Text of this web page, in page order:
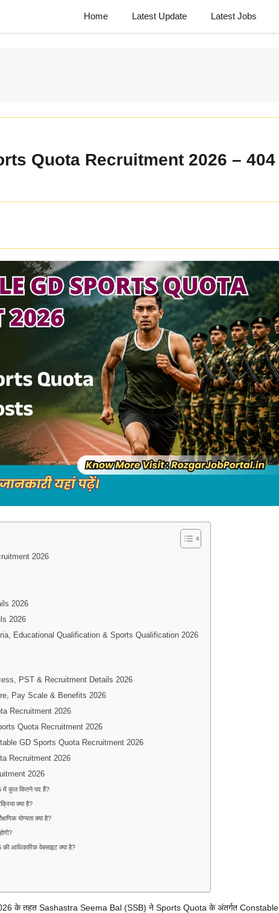
Home Latest Update Latest Jobs
Quota Recruitment 2026 – 404
2026
2026
2026
Educational Qualification & Sports Qualification 2026
PST & Recruitment Details 2026
Pay Scale & Benefits 2026
Recruitment 2026
Quota Recruitment 2026
GD Sports Quota Recruitment 2026
Recruitment 2026
2026
में कुल कितने पद हैं?
क्या है?
योग्यता क्या है?
आधिकारिक वेबसाइट क्या है?
के तहत Sashastra Seema Bal (SSB) ने Sports Quota के अंतर्गत Constable